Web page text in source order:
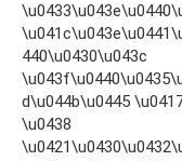
440\u0430\u043c
d\u044b\u0445
\u0438